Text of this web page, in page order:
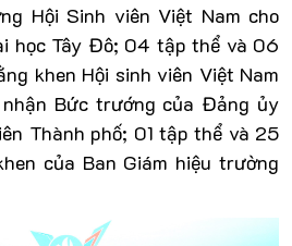
Hội Sinh viên Việt Nam cho
học Tây Đô; 04 tập thể và 06
khen Hội sinh viên Việt Nam
Bức trướng của Đảng ủy
Thành phố; 01 tập thể và 25
của Ban Giám hiệu trường